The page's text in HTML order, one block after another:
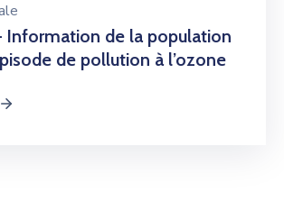
Information de la population
de pollution à l’ozone